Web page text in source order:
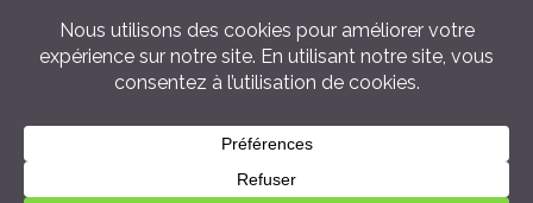
© Tous droits réservés Idée Cadeau Québec (2009 - 2026)